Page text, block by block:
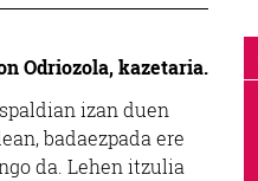
Odriozola, kazetaria.
izan duen
badaezpada ere
da. Lehen itzulia